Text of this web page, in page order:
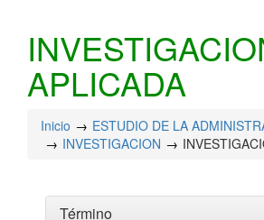
APLICADA
Inicio
ESTUDIO DE LA
INVESTIGACION
Término